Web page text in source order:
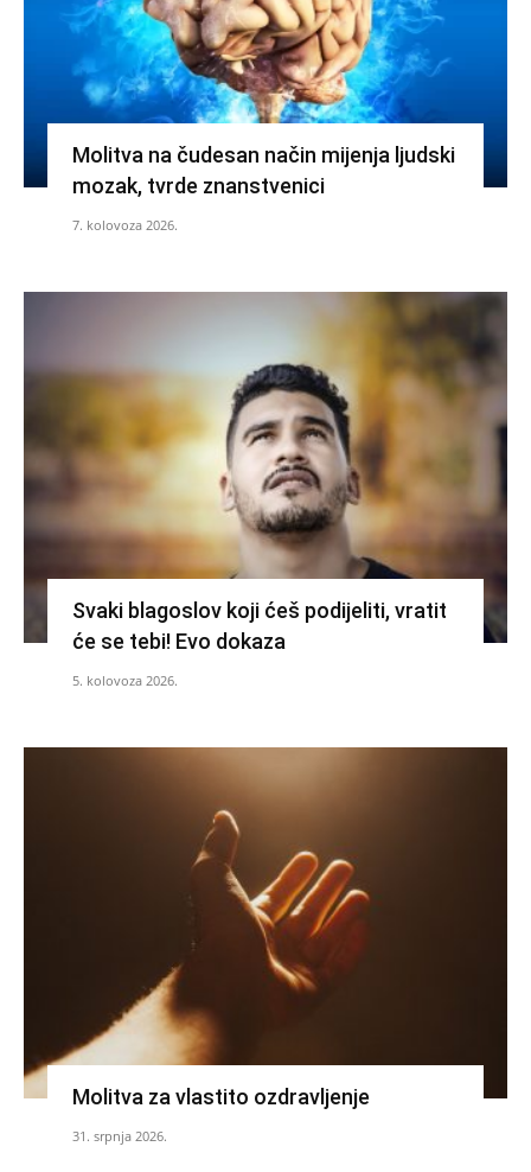
Molitva na čudesan način mijenja ljudski
mozak, tvrde znanstvenici
7. kolovoza 2026.
Svaki blagoslov koji ćeš podijeliti, vratit
će se tebi! Evo dokaza
5. kolovoza 2026.
Molitva za vlastito ozdravljenje
31. srpnja 2026.